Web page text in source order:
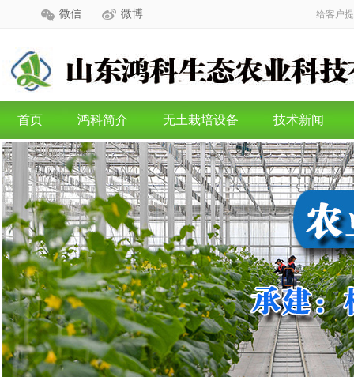
微信 微博 给客户
首页 鸿科简介 无土栽培设备 技术新闻